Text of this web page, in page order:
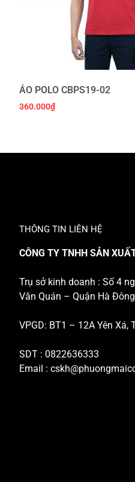
ÁO POLO CBPS19-02
360.000₫
THÔNG TIN LIÊN HỆ
CÔNG TY TNHH SẢN
Trụ sở kinh doanh : Số 4
Văn Quán – Quận Hà
VPGD: BT1 – 12A Yên Xá,
SDT : 0822636333
Email :